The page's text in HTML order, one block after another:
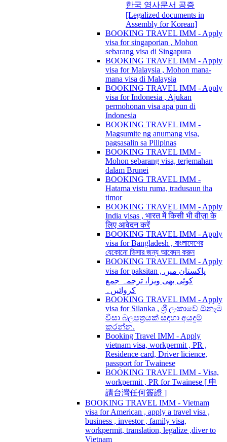
한국 영사문서 공증
[Legalized documents in
Assembly for Korean]
BOOKING TRAVEL IMM - Apply
visa for singaporian , Mohon
sebarang visa di Singapura
BOOKING TRAVEL IMM - Apply
visa for Malaysia , Mohon mana-
mana visa di Malaysia
BOOKING TRAVEL IMM - Apply
visa for Indonesia , Ajukan
permohonan visa apa pun di
Indonesia
BOOKING TRAVEL IMM -
Magsumite ng anumang visa,
pagsasalin sa Pilipinas
BOOKING TRAVEL IMM -
Mohon sebarang visa, terjemahan
dalam Brunei
BOOKING TRAVEL IMM -
Hatama vistu ruma, tradusaun iha
timor
BOOKING TRAVEL IMM - Apply
India visas , भारत में किसी भी वीज़ा के
लिए आवेदन करें
BOOKING TRAVEL IMM - Apply
visa for Bangladesh , বাংলাদেশের
যেকোনো ভিসার জন্য আবেদন করুন
BOOKING TRAVEL IMM - Apply
visa for paksitan , پاکستان میں
کوئی بھی ویزا، ترجمہ جمع
کروائیں۔
BOOKING TRAVEL IMM - Apply
visa for Silanka , ශ්‍රී ලංකාවේ ඕනෑම
වීසා බලපත්‍රයක් සඳහා අයදුම්
කරන්න.
Booking Travel IMM - Apply
vietnam visa, workpermit , PR ,
Residence card, Driver licience,
passport for Twainese
BOOKING TRAVEL IMM - Visa,
workpermit , PR for Twainese [ 申
請台灣任何簽證 ]
BOOKING TRAVEL IMM - Vietnam
visa for American , apply a travel visa ,
business , investor , family visa,
workpermit, translation, legalize ,diver to
Vietnam